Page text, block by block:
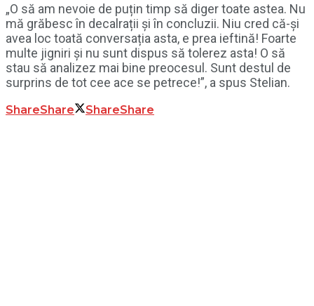
„O să am nevoie de puțin timp să diger toate astea. Nu
mă grăbesc în decalrații și în concluzii. Niu cred că-și
avea loc toată conversația asta, e prea ieftină! Foarte
multe jigniri și nu sunt dispus să tolerez asta! O să
stau să analizez mai bine preocesul. Sunt destul de
surprins de tot cee ace se petrece!”, a spus Stelian.
ShareShare ShareShare